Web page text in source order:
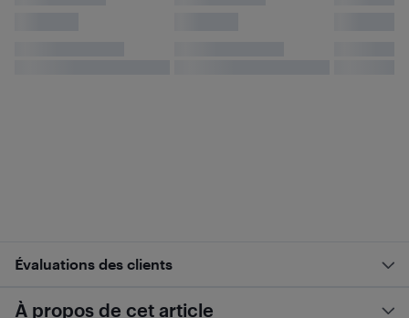
Évaluations des clients
À propos de cet article